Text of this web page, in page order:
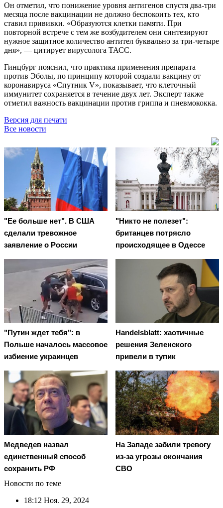
Он отметил, что понижение уровня антигенов спустя два-три
месяца после вакцинации не должно беспокоить тех, кто
ставил прививки. «Образуются клетки памяти. При
повторной встрече с тем же возбудителем они синтезируют
нужное защитное количество антител буквально за три-четыре
дня», — цитирует вирусолога ТАСС.
Гинцбург пояснил, что практика применения препарата
против Эболы, по принципу которой создали вакцину от
коронавируса «Спутник V», показывает, что клеточный
иммунитет сохраняется в течение двух лет. Эксперт также
отметил важность вакцинации против гриппа и пневмококка.
Версия для печати
Все новости
"Ее больше нет". В США
сделали тревожное
заявление о России
"Никто не полезет":
британцев потрясло
происходящее в Одессе
"Путин ждет тебя": в
Польше началось массовое
избиение украинцев
Handelsblatt: хаотичные
решения Зеленского
привели в тупик
Медведев назвал
единственный способ
сохранить РФ
На Западе забили тревогу
из-за угрозы окончания
СВО
Новости по теме
18:12 Ноя. 29, 2024